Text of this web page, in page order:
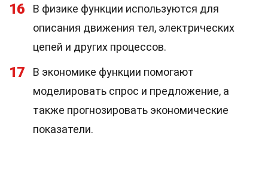
16
В физике функции используются для
описания движения тел, электрических
цепей и других процессов.
17
В экономике функции помогают
моделировать спрос и предложение, а
также прогнозировать экономические
показатели.